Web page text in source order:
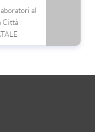
al
Città |